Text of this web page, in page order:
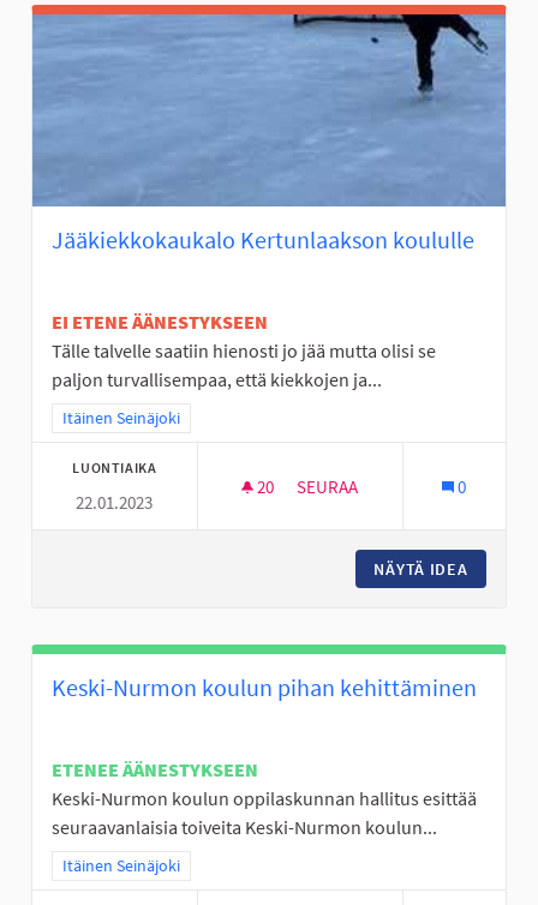
Jääkiekkokaukalo Kertunlaakson koululle
EI ETENE ÄÄNESTYKSEEN
Tälle talvelle saatiin hienosti jo jää mutta olisi se
paljon turvallisempaa, että kiekkojen ja...
Rajaa tulokset teeman mukaan: Itäinen Seinäjoki
Itäinen Seinäjoki
LUONTIAIKA
22.01.2023
20 20 SEURAAJAA
SEURAA 0
NÄYTÄ IDEA
Keski-Nurmon koulun pihan kehittäminen
ETENEE ÄÄNESTYKSEEN
Keski-Nurmon koulun oppilaskunnan hallitus esittää
seuraavanlaisia toiveita Keski-Nurmon koulun...
Rajaa tulokset teeman mukaan: Itäinen Seinäjoki
Itäinen Seinäjoki